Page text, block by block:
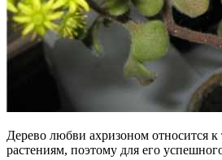
Дерево любви ахризоном относится
растениям, поэтому для его